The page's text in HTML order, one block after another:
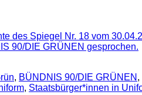
des Spiegel Nr. 18 vom
90/DIE GRÜNEN gesprochen.
, BÜNDNIS 90/DIE GRÜNEN ,
, Staatsbürger*innen in